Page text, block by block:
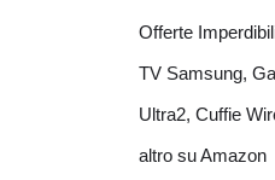
Offerte
TV Samsung,
Ultra2, Cuffie
altro su Amazon